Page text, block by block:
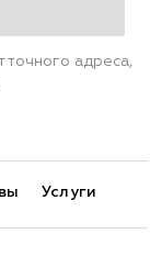
точного адреса,
Услуги